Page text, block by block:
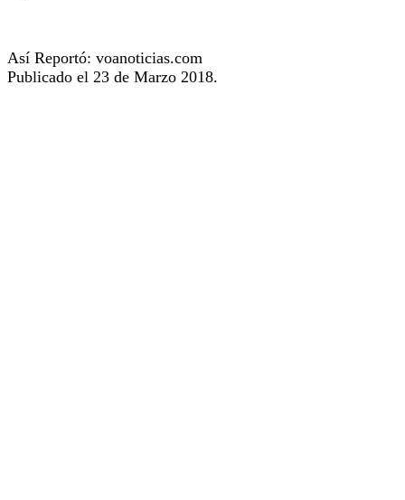
Así Reportó: voanoticias.com
Publicado el 23 de Marzo 2018.